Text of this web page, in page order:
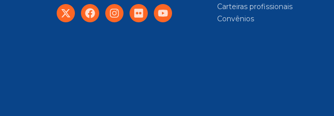
Carteiras profissionais
Convênios